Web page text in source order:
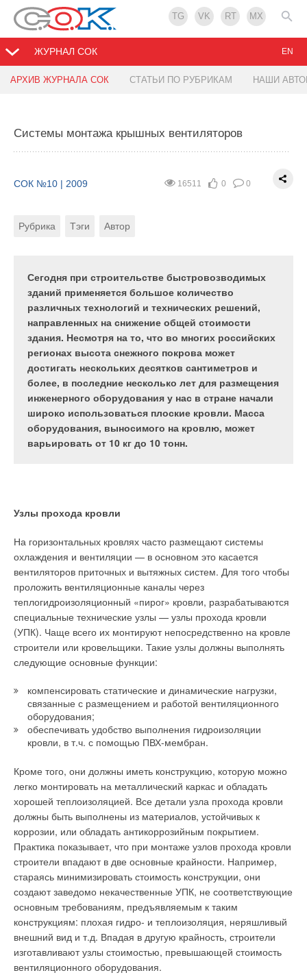
TG VK RT MX
ЖУРНАЛ СОК
АРХИВ ЖУРНАЛА СОК СТАТЬИ ПО РУБРИКАМ НАШИ
EN
Системы монтажа крышных вентиляторов
16511 0 0
СОК №10 | 2009
Рубрика Тэги Автор
Сегодня при строительстве быстровозводимых
зданий применяется большое количество
различных технологий и технических решений,
направленных на снижение общей стоимости
здания. Несмотря на то, что во многих российских
регионах высота снежного покрова может
достигать нескольких десятков сантиметров и
более, в последние несколько лет для размещения
инженерного оборудования у нас в стране начали
широко использоваться плоские кровли. Масса
оборудования, выносимого на кровлю, может
варьировать от 10 кг до 10 тонн.
Узлы прохода кровли
На горизонтальных кровлях часто размещают системы
охлаждения и вентиляции — в основном это касается
вентиляторов приточных и вытяжных систем. Для того чтобы
проложить вентиляционные каналы через
теплогидроизоляционный «пирог» кровли, разрабатываются
специальные технические узлы — узлы прохода кровли
(УПК). Чаще всего их монтируют непосредственно на кровле
строители или кровельщики. Такие узлы должны выполнять
следующие основные функции:
компенсировать статические и динамические нагрузки,
связанные с размещением и работой вентиляционного
оборудования;
обеспечивать удобство выполнения гидроизоляции
кровли, в т.ч. с помощью ПВХ-мембран.
Кроме того, они должны иметь конструкцию, которую можно
легко монтировать на металлический каркас и обладать
хорошей теплоизоляцией. Все детали узла прохода кровли
должны быть выполнены из материалов, устойчивых к
коррозии, или обладать антикоррозийным покрытием.
Практика показывает, что при монтаже узлов прохода кровли
строители впадают в две основные крайности. Например,
стараясь минимизировать стоимость конструкции, они
создают заведомо некачественные УПК, не соответствующие
основным требованиям, предъявляемым к таким
конструкциям: плохая гидро- и теплоизоляция, неряшливый
внешний вид и т.д. Впадая в другую крайность, строители
изготавливают узлы стоимостью, превышающей стоимость
вентиляционного оборудования.
17959 0
СОК №10 | 2009
Рубрика Автор
Сегодня при строительстве быстровозводимых
направленных на снижение общей стоимости
здания. Несмотря на то, что во многих российских
регионах высота снежного покрова может
достигать нескольких десятков сантиметров и
более, в последние несколько лет для размещения
инженерного оборудования у нас в стране начали
широко использоваться плоские кровли. Масса
оборудования, выносимого на кровлю, может
варьировать от 10 кг до 10 тонн.
В этой теме еще нет комментариев
Добавить комментарий
Ваше имя *
Текст комментария